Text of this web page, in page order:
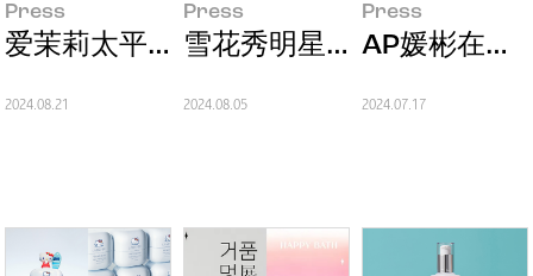
Press
爱茉莉太平洋赫妍正式进军泰国市场
2024.08.21
Press
雪花秀明星抗老系列“御时
2024.08.05
Press
AP媛彬在上
2024.07.17